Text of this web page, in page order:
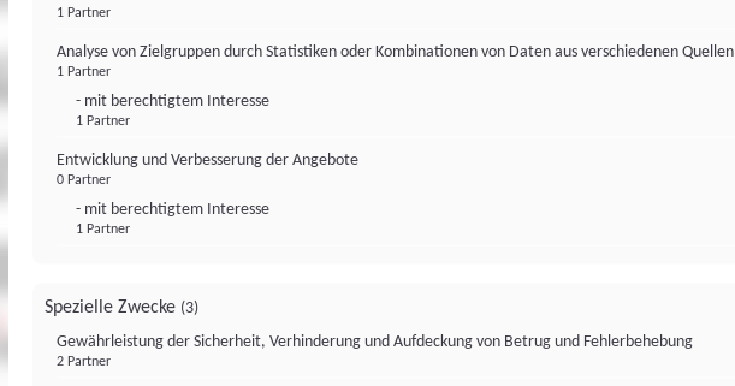
1 Partner
Analyse von Zielgruppen durch Statistiken oder Kombinationen von Daten aus verschiedenen Quellen
1 Partner
- mit berechtigtem Interesse
1 Partner
Entwicklung und Verbesserung der Angebote
0 Partner
- mit berechtigtem Interesse
1 Partner
Spezielle Zwecke (3)
Gewährleistung der Sicherheit, Verhinderung und Aufdeckung von Betrug und Fehlerbehebung
2 Partner